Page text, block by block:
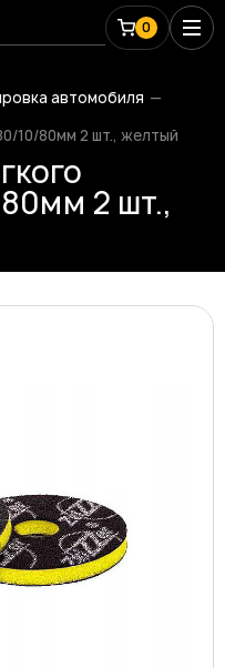
0
автомобиля
10/80мм 2 шт., желтый
2 шт.,